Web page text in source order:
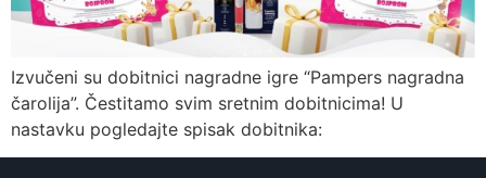
Izvučeni su dobitnici nagradne igre “Pampers nagradna
čarolija”. Čestitamo svim sretnim dobitnicima! U
nastavku pogledajte spisak dobitnika: